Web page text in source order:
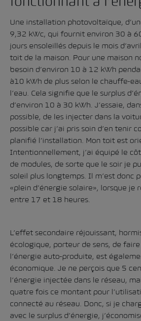
Une installation photovoltaïque,
9,32 kWc, qui fournit environ 30 à
jours ensoleillés depuis le mois
toit de la maison. Pour une maison
besoin d’environ 10 à 12 kWh
à10 kWh de plus selon le chauffe-
l’eau. Cela signifie que le surplus
d’environ 10 à 30 kWh. J’essaie,
possible, de les injecter dans la
possible car j’ai pris soin d’en tenir
planifié l’installation. Mon toit est
Intentionnellement, j’ai équipé le
de modules, de sorte que le soir je
soleil plus longtemps. Il m’est donc
«plein d’énergie solaire», lorsque je
entre 17 et 18 heures.
L’effet secondaire réjouissant,
écologique, porteur de sens, de
l’énergie auto-produite, est
économique. Je ne perçois que 5
l’énergie injectée dans le réseau,
quatre fois ce montant pour
connecté au réseau. Donc, si je
avec le surplus d’énergie,